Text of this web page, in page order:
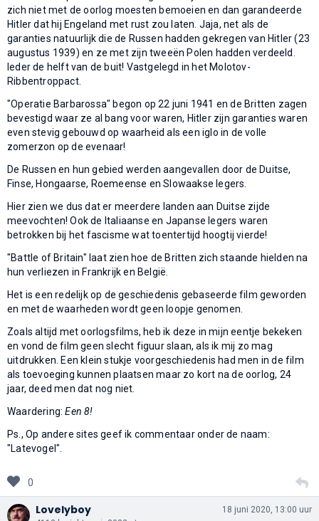
zich niet met de oorlog moesten bemoeien en dan garandeerde
Hitler dat hij Engeland met rust zou laten. Jaja, net als de
garanties natuurlijk die de Russen hadden gekregen van Hitler (23
augustus 1939) en ze met zijn tweeën Polen hadden verdeeld.
Ieder de helft van de buit! Vastgelegd in het Molotov-
Ribbentroppact.
"Operatie Barbarossa" begon op 22 juni 1941 en de Britten zagen
bevestigd waar ze al bang voor waren, Hitler zijn garanties waren
even stevig gebouwd op waarheid als een iglo in de volle
zomerzon op de evenaar!
De Russen en hun gebied werden aangevallen door de Duitse,
Finse, Hongaarse, Roemeense en Slowaakse legers.
Hier zien we dus dat er meerdere landen aan Duitse zijde
meevochten! Ook de Italiaanse en Japanse legers waren
betrokken bij het fascisme wat toentertijd hoogtij vierde!
"Battle of Britain" laat zien hoe de Britten zich staande hielden na
hun verliezen in Frankrijk en België.
Het is een redelijk op de geschiedenis gebaseerde film geworden
en met de waarheden wordt geen loopje genomen.
Zoals altijd met oorlogsfilms, heb ik deze in mijn eentje bekeken
en vond de film geen slecht figuur slaan, als ik mij zo mag
uitdrukken. Een klein stukje voorgeschiedenis had men in de film
als toevoeging kunnen plaatsen maar zo kort na de oorlog, 24
jaar, deed men dat nog niet.
Waardering:Een 8!
Ps., Op andere sites geef ik commentaar onder de naam:
"Latevogel".
0
Lovelyboy 18 juni 2020, 13:00 uur